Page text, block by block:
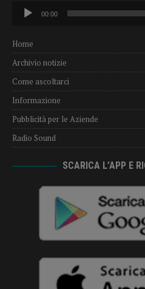
Audio
Player
00:00
Home
Archivio notizie
Come ascoltarci
Informazione
Pubblicità per le Aziende
Radio Sound
SCARICA L’APP E